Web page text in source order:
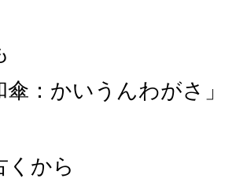
傘：かいうんわがさ」
くから